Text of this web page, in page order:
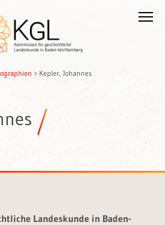
> Kepler, Johannes
Landeskunde in Baden-